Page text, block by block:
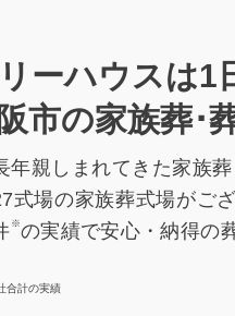
ーハウスは1
市の家族葬･
年親しまれてきた家族
式場の家族葬式場がご
※の実績で安心・納得の
合計の実績